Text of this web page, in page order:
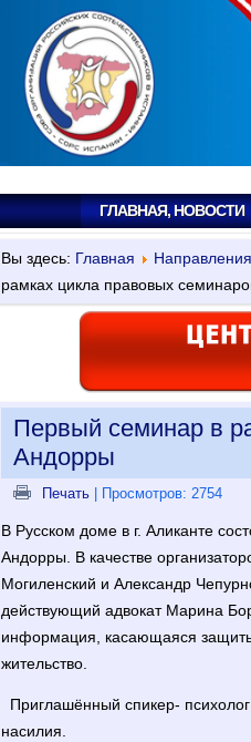
ГЛАВНАЯ, НОВОСТИ
Вы здесь: Главная
рамках цикла правовых
Первый семинар в
Андорры
Печать | Просмотров: 2754
В Русском доме в г. Аликанте
Андорры. В качестве
Могиленский и Александр
действующий адвокат Марина
информация, касающаяся
жительство.
Приглашённый спикер-
насилия.